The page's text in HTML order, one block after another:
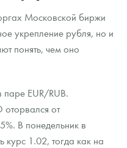
серебра, платины на
Московской биржи
укрепление рубля, но и
понять, чем оно
EUR/RUB.
от
В понедельник в
1.02, тогда как на